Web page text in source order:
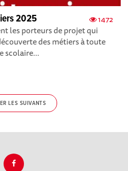
1472
2025
les porteurs de projet qui
des métiers à toute
scolaire...
LES SUIVANTS